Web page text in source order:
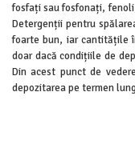
fosfați sau fosfonați,
Detergenții pentru
foarte bun, iar cantitățile
doar dacă condițiile de
Din acest punct de
depozitarea pe termen